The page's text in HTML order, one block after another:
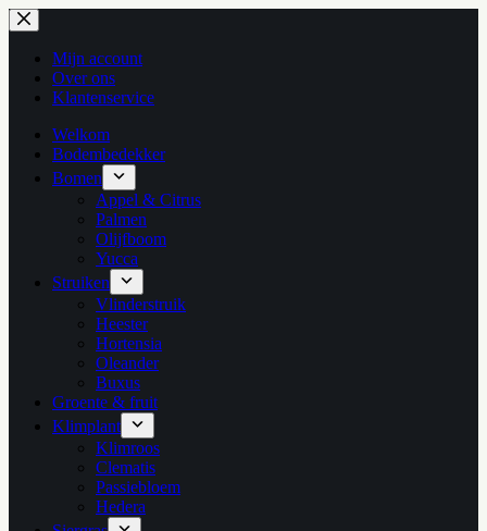
Ga
naar
inhoud
Mijn account
Over ons
Klantenservice
Welkom
Bodembedekker
Bomen
Appel & Citrus
Palmen
Olijfboom
Yucca
Struiken
Vlinderstruik
Heester
Hortensia
Oleander
Buxus
Groente & fruit
Klimplant
Klimroos
Clematis
Passiebloem
Hedera